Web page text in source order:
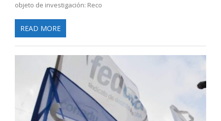
objeto de investigación: Reco
READ MORE